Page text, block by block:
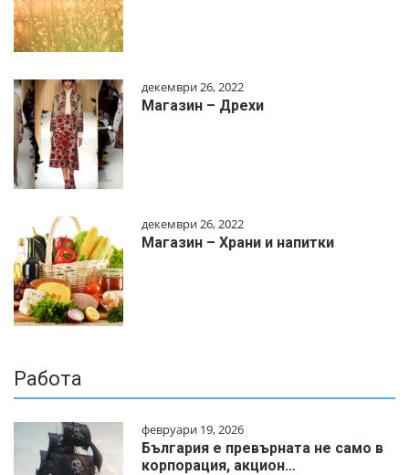
декември 26, 2022
Магазин – Дрехи
декември 26, 2022
Магазин – Храни и напитки
Работа
февруари 19, 2026
България е превърната не само в
корпорация, акцион…